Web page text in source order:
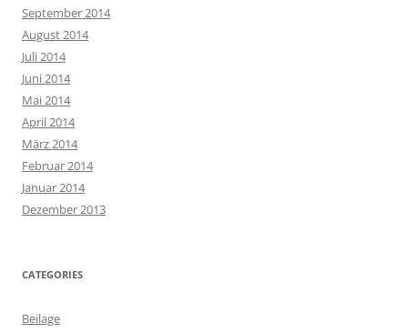
September 2014
August 2014
Juli 2014
Juni 2014
Mai 2014
April 2014
März 2014
Februar 2014
Januar 2014
Dezember 2013
CATEGORIES
Beilage